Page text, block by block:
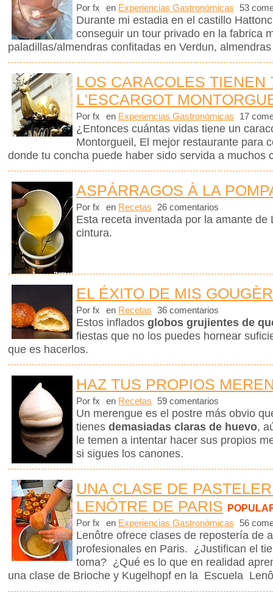
Por fx en Experiencias Gastronómicas 53
Durante mi estadia en el castillo
conseguir un tour privado en la fabrica
paladillas/almendras confitadas en Verdun,
LOS CARACOLES TIENEN
L'ESCARGOT
Por fx en Experiencias Gastronómicas 17
¿Entonces cuántas vidas tiene un
Montorgueil, El mejor restaurante para
donde tu concha puede haber sido servida a muchos
ASPÁRRAGOS À LA
Por fx en Recetas 26 comentarios
Esta receta inventada por la amante de
cintura.
EL ÉXITO DE MIS
Por fx en Recetas 36 comentarios
Estos inflados globos grujientes de
fiestas que no los puedes hornear
que es hacerlos.
HAZ TUS PROPIOS
Por fx en Recetas 59 comentarios
Un merengue es el postre más obvio
tienes demasiadas claras de huevo,
le temen a intentar hacer sus propios
si sigues los canones.
UNA CLASE DE
LENÔTRE DE PARIS
Por fx en Experiencias Gastronómicas 56
Lenôtre ofrece clases de repostería de
profesionales en Paris. ¿Justifican el
toma? ¿Qué es lo que en realidad
una clase de Brioche y Kugelhopf en la Escuela